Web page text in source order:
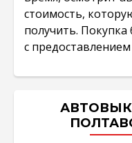
стоимость,
получить.
с предоставлением